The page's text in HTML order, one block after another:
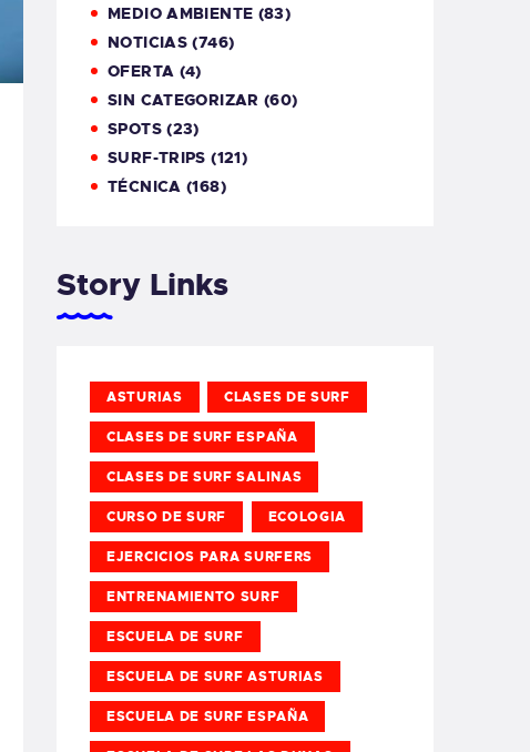
MEDIO AMBIENTE (83)
NOTICIAS (746)
OFERTA (4)
SIN CATEGORIZAR (60)
SPOTS(23)
SURF-TRIPS (121)
TÉCNICA (168)
Story Links
ASTURIAS CLASES DE SURF
CLASES DE SURF ESPAÑA
CLASES DE SURF SALINAS
CURSO DE SURF ECOLOGIA
EJERCICIOS PARA SURFERS
ENTRENAMIENTO SURF
ESCUELA DE SURF
ESCUELA DE SURF ASTURIAS
ESCUELA DE SURF ESPAÑA